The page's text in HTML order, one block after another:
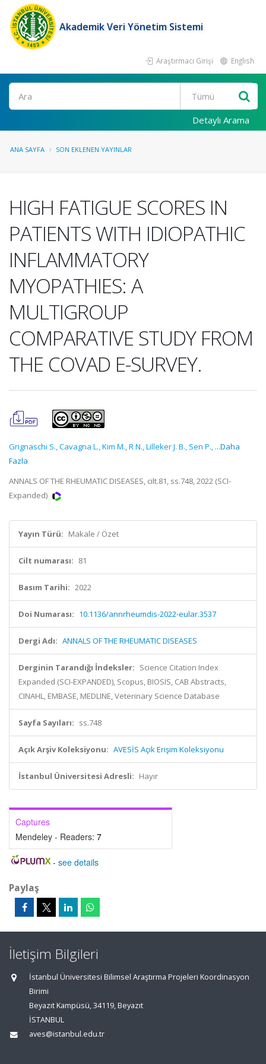
Akademik Veri Yönetim Sistemi
Araştırmacı Girişi English
Ara
Detaylı Arama
ANA SAYFA SON EKLENEN YAYINLAR
HIGH FATIGUE SCORES IN
PATIENTS WITH IDIOPATHIC
INFLAMMATORY
MYOPATHIES: A
MULTIGROUP
COMPARATIVE STUDY FROM
THE COVAD E-SURVEY.
Grignaschi S.,Cavagna L.,Kim M.,R N.,Lilleker J. B., Sen P., ...Daha
Fazla
ANNALS OF THE RHEUMATIC DISEASES, cilt.81, ss.748, 2022 (SCI-
Expanded)
Yayın Türü: Makale / Özet
Cilt numarası: 81
Basım Tarihi: 2022
Doi Numarası: 10.1136/annrheumdis-2022-eular.3537
Dergi Adı: ANNALS OF THE RHEUMATIC DISEASES
Derginin Tarandığı İndeksler: Science Citation Index
Expanded (SCI-EXPANDED), Scopus, BIOSIS, CAB Abstracts,
CINAHL, EMBASE, MEDLINE, Veterinary Science Database
Sayfa Sayıları: ss.748
Açık Arşiv Koleksiyonu: AVESİS Açık Erişim Koleksiyonu
İstanbul Üniversitesi Adresli: Hayır
Captures
Mendeley - Readers: 7
- see details
Paylaş
İletişim Bilgileri
İstanbul Üniversitesi Bilimsel Araştırma Projeleri Koordinasyon
Birimi
Beyazıt Kampüsü, 34119, Beyazıt
İSTANBUL
aves@istanbul.edu.tr